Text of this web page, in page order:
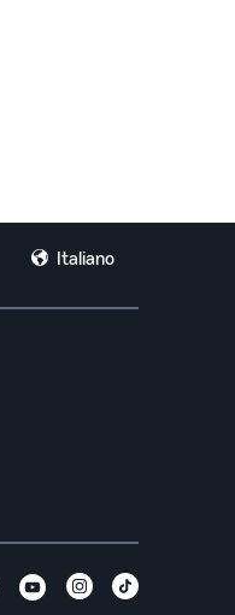
Italiano